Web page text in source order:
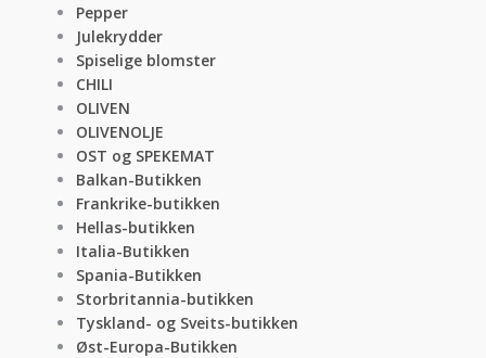
Pepper
Julekrydder
Spiselige blomster
CHILI
OLIVEN
OLIVENOLJE
OST og SPEKEMAT
Balkan-Butikken
Frankrike-butikken
Hellas-butikken
Italia-Butikken
Spania-Butikken
Storbritannia-butikken
Tyskland- og Sveits-butikken
Øst-Europa-Butikken